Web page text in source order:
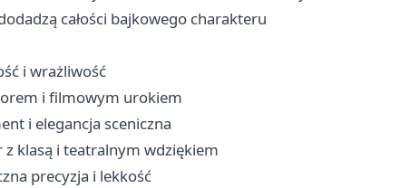
całości bajkowego charakteru
i wrażliwość
i filmowym urokiem
i elegancja sceniczna
klasą i teatralnym wdziękiem
precyzja i lekkość